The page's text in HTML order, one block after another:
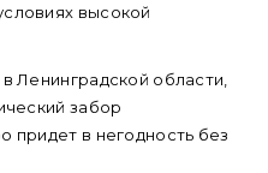
высокой
Ленинградской области,
забор
придет в негодность без